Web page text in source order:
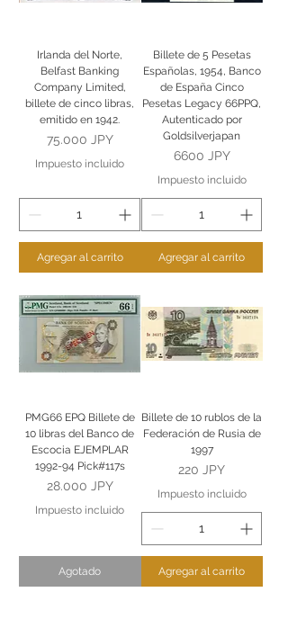
Irlanda del Norte,
Belfast Banking
Company Limited,
billete de cinco libras,
emitido en 1942.
Precio
75.000 JPY
Impuesto incluido
Agregar al carrito
Billete de 5 Pesetas
Españolas, 1954, Banco
de España Cinco
Pesetas Legacy 66PPQ,
Autenticado por
Goldsilverjapan
Precio
6600 JPY
Impuesto incluido
Agregar al carrito
PMG66 EPQ Billete de
10 libras del Banco de
Escocia EJEMPLAR
1992-94 Pick#117s
Precio
28.000 JPY
Impuesto incluido
Agotado
Billete de 10 rublos de la
Federación de Rusia de
1997
Precio
220 JPY
Impuesto incluido
Agregar al carrito